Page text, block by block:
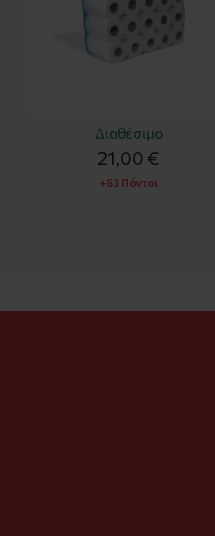
Διαθέσιμο
21,00 €
+63 Πόντοι